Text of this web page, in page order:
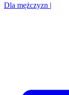
Dla mężczyzn |